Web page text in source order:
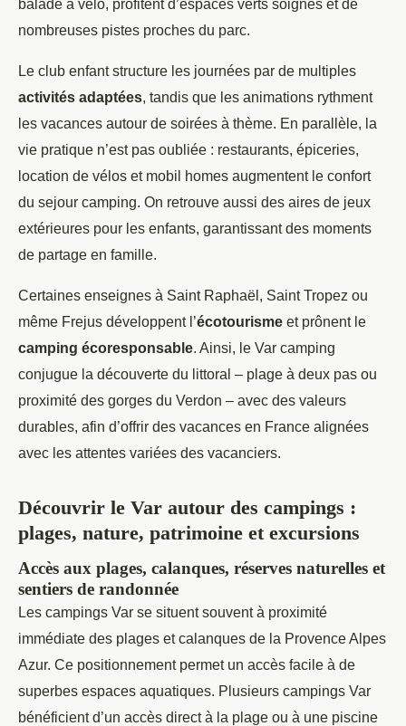
balade à vélo, profitent d’espaces verts soignés et de
nombreuses pistes proches du parc.
Le club enfant structure les journées par de multiples
activités adaptées, tandis que les animations rythment
les vacances autour de soirées à thème. En parallèle, la
vie pratique n’est pas oubliée : restaurants, épiceries,
location de vélos et mobil homes augmentent le confort
du sejour camping. On retrouve aussi des aires de jeux
extérieures pour les enfants, garantissant des moments
de partage en famille.
Certaines enseignes à Saint Raphaël, Saint Tropez ou
même Frejus développent l’écotourisme et prônent le
camping écoresponsable. Ainsi, le Var camping
conjugue la découverte du littoral – plage à deux pas ou
proximité des gorges du Verdon – avec des valeurs
durables, afin d’offrir des vacances en France alignées
avec les attentes variées des vacanciers.
Découvrir le Var autour des campings :
plages, nature, patrimoine et excursions
Accès aux plages, calanques, réserves naturelles et
sentiers de randonnée
Les campings Var se situent souvent à proximité
immédiate des plages et calanques de la Provence Alpes
Azur. Ce positionnement permet un accès facile à de
superbes espaces aquatiques. Plusieurs campings Var
bénéficient d’un accès direct à la plage ou à une piscine